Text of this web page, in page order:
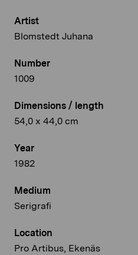
Artist
Blomstedt Juhana
Number
1009
Dimensions / length
54,0 x 44,0 cm
Year
1982
Medium
Serigrafi
Location
Pro Artibus, Ekenäs